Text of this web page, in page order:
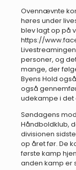
Ovennævnte
høres under
blev lagt op på
https://
personer, og
mange, der
Byens Hold
også
udekampe i det
Søndagens
Håndboldklub,
divisionen
op året før. De
første kamp
anden kamp er